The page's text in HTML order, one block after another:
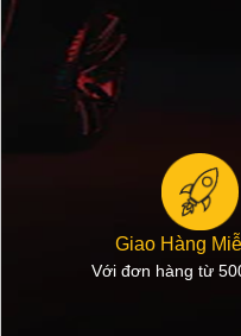
Giao Hàng
Với đơn hàng từ